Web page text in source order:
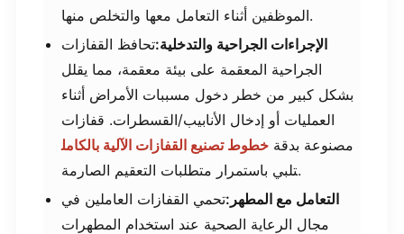
الموظفين أثناء التعامل معها والتخلص منها.
الإجراءات الجراحية والتدخلية:تحافظ القفازات
الجراحية المعقمة على بيئة معقمة، مما يقلل
بشكل كبير من خطر دخول مسببات الأمراض أثناء
العمليات أو إدخال الأنابيب/القسطرات. قفازات
مصنوعة بدقةخطوط تصنيع القفازات الآلية بالكامل
​
تلبي باستمرار متطلبات التعقيم الصارمة.
​التعامل مع المطهر:​​تحمي القفازات العاملين في
مجال الرعاية الصحية عند استخدام المطهرات